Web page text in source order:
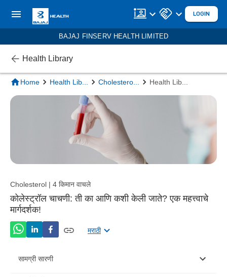
LOGIN
BAJAJ FINSERV HEALTH LIMITED
Health Library
Home Health Lib Cholestero Health Lib
Cholesterol | 4 किमान वाचले
कोलेस्ट्रॉल चाचणी: ती का आणि कशी केली जाते? एक महत्त्वाचे
मार्गदर्शक!
मराठी
सामग्री सारणी